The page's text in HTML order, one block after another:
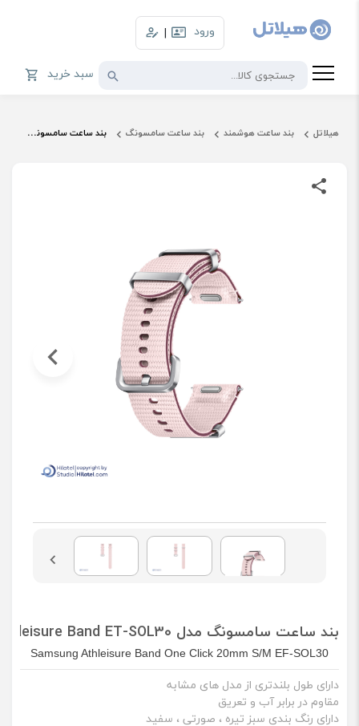
ورود |
سبد خرید
هیلاتل بند ساعت هوشمند بند ساعت سامسونگ بند ساعت سامسونگ مدل Athleisure Band ET-SOL30 سایز 20mm S/M
بند ساعت سامسونگ مدل Athleisure Band ET-SOL30 سایز 20mm S/M
Samsung Athleisure Band One Click 20mm S/M EF-SOL30
دارای طول بلندتری از مدل های مشابه
مقاوم در برابر آب و تعریق
دارای رنگ بندی سبز تیره ، صورتی ، سفید